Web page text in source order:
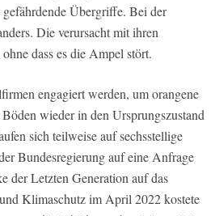
Übergriffe. Bei der
Die verursacht mit ihren
dass es die Ampel stört.
engagiert werden, um orangene
Böden wieder in den Ursprungszustand
sich teilweise auf sechsstellige
Bundesregierung auf eine Anfrage
der Letzten Generation auf das
Klimaschutz im April 2022 kostete